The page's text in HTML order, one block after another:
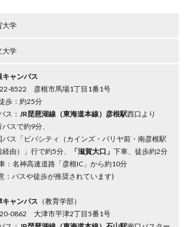
大学
大学
キャンパス
8522 彦根市馬場1丁目1番1号
歩：約25分
ス： JR琵琶湖線（東海道本線）彦根駅西口より
スで約9分、
バス「ビバシティ（カインズ・パリヤ前・南彦根駅
経由）」行で約5分、
「滋賀大口」 下車、徒歩約2分
：名神高速道路「彦根IC」から約10分
：バスや徒歩が推奨されています)
キャンパス （教育学部）
0862 大津市平津2丁目5番1号